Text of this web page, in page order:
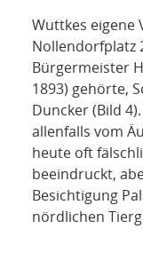
Wuttkes eigene
Nollendorfplatz
Bürgermeister
1893) gehörte,
Duncker (Bild
allenfalls vom
heute oft
beeindruckt,
Besichtigung
nördlichen